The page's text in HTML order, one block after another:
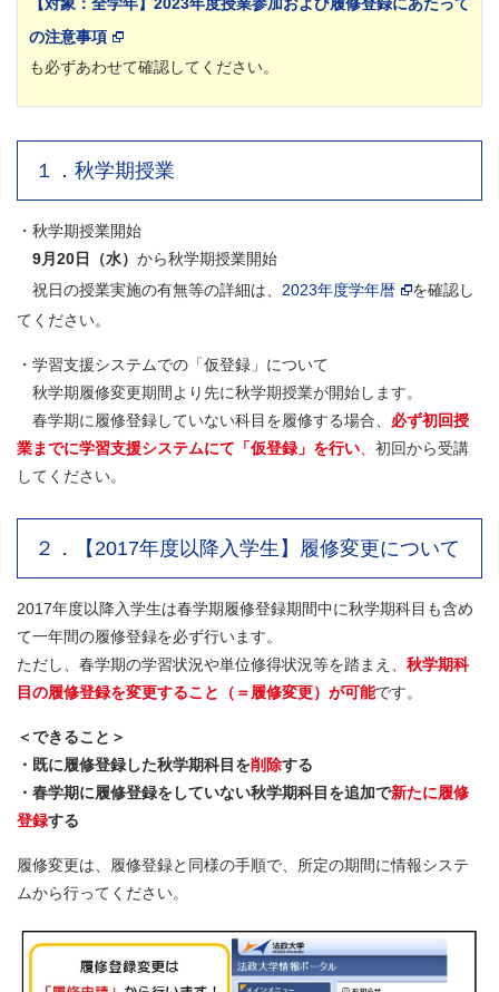
の注意事項
も必ずあわせて確認してください。
１．秋学期授業
・秋学期授業開始
9月20日（水） から秋学期授業開始
祝日の授業実施の有無等の詳細は、 2023年度学年暦
を確認し
てください。
・学習支援システムでの「仮登録」について
秋学期履修変更期間より先に秋学期授業が開始します。
春学期に履修登録していない科目を履修する場合、 必ず初回授
業までに学習支援システムにて「仮登録」を行い
初回から受講
してください。
２．【2017年度以降入学生】履修変更について
2017年度以降入学生は春学期履修登録期間中に秋学期科目も含め
て一年間の履修登録を必ず行います。
ただし、春学期の学習状況や単位修得状況等を踏まえ、 秋学期科
目の履修登録を変更すること（＝履修変更）が可能です。
＜できること＞
・既に履修登録した秋学期科目を削除する
・春学期に履修登録をしていない秋学期科目を追加で新たに履修
登録する
履修変更は、履修登録と同様の手順で、所定の期間に情報システ
ムから行ってください。